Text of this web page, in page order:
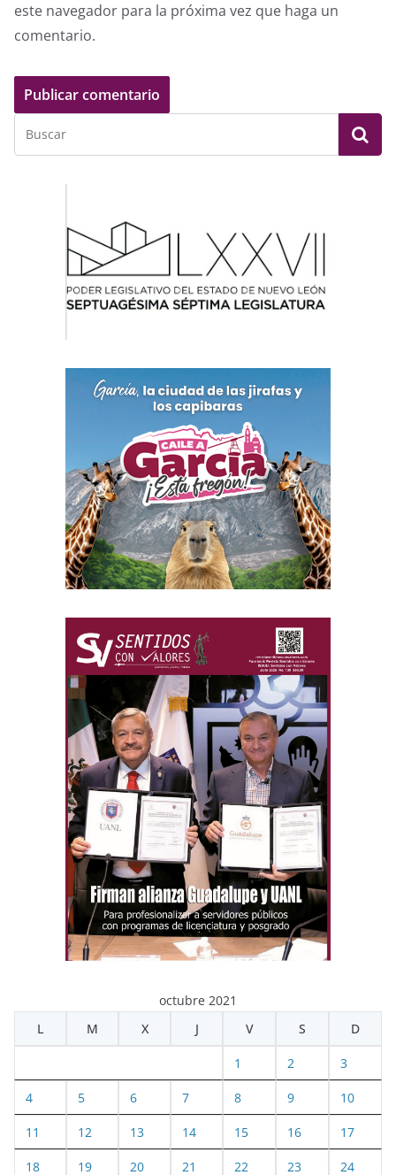
este navegador para la próxima vez que haga un
comentario.
octubre 2021
L
M X J V S D
1 2 3
4 5 6 7 8 9 10
11 12 13 14 15 16 17
18 19 20 21 22 23 24